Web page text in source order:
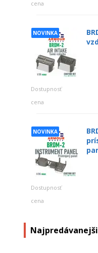
cena
NOVINKA
Dostupnosť
cena
NOVINKA
Dostupnosť
cena